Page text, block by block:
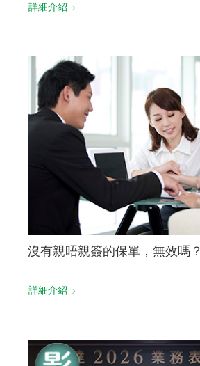
詳細介紹
沒有親晤親簽的保單，無效嗎？
詳細介紹